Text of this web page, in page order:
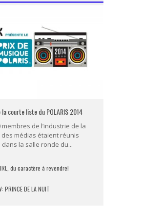
courte liste du POLARIS 2014
membres de l’industrie de la
médias étaient réunis
dans la salle ronde du...
du caractère à revendre!
PRINCE DE LA NUIT